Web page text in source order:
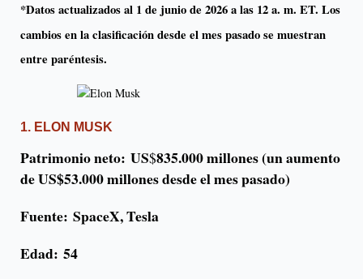
*Datos actualizados al 1 de junio de 2026 a las 12 a. m. ET. Los
cambios en la clasificación desde el mes pasado se muestran
entre paréntesis.
1. ELON MUSK
Patrimonio neto: US$835.000 millones (un aumento
de US$53.000 millones desde el mes pasado)
Fuente: SpaceX, Tesla
Edad: 54